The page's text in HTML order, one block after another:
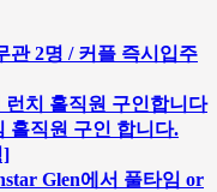
관 2명 / 커플 즉시입주
치 홀직원 구인합니다
홀직원 구인 합니다.
]
Glen에서 풀타임 or